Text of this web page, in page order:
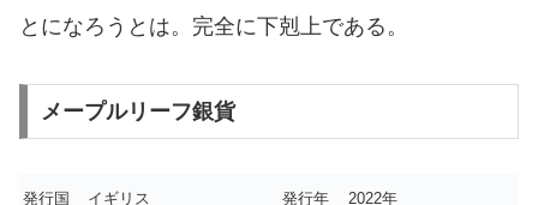
とになろうとは。完全に下剋上である。
メープルリーフ銀貨
発行国 イギリス 発行年 2022年